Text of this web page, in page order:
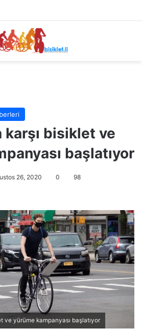
karşı bisiklet ve
başlatıyor
26, 2020 0 98
ve yürüme kampanyası başlatıyor